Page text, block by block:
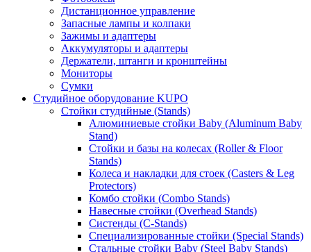
Дистанционное управление
Запасные лампы и колпаки
Зажимы и адаптеры
Аккумуляторы и адаптеры
Держатели, штанги и кронштейны
Мониторы
Сумки
Студийное оборудование KUPO
Стойки студийные (Stands)
Алюминиевые стойки Baby (Aluminum Baby
Stand)
Стойки и базы на колесах (Roller & Floor
Stands)
Колеса и накладки для стоек (Casters & Leg
Protectors)
Комбо стойки (Combo Stands)
Навесные стойки (Overhead Stands)
Систенды (C-Stands)
Специализированные стойки (Special Stands)
Стальные стойки Baby (Steel Baby Stands)